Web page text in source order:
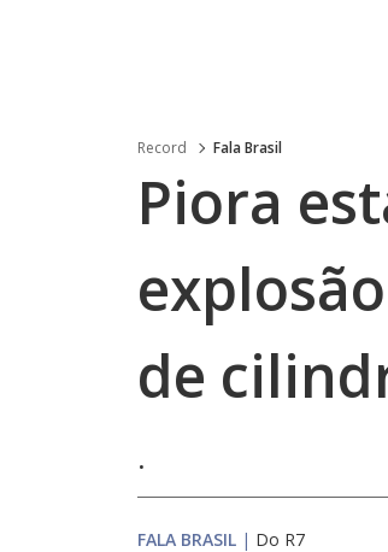
Record Fala Brasil
Piora
explosão
de
.
FALA BRASIL | Do R7